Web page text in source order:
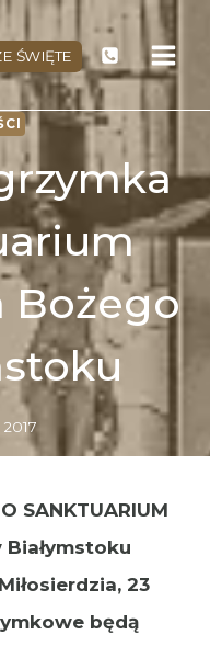
ŚWIĘTE
Bożego
SANKTUARIUM
Białymstoku
23
będą